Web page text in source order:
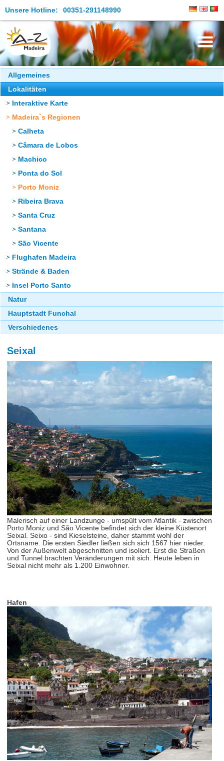
Unsere Hotline: 00351-291148990
Die Insel
Madeira Erleben
Aktuelles
Reiseangebote
Kontakt
Allgemeines
Lokalitäten
Interaktive Karte
Madeira`s Regionen
Calheta
Câmara de Lobos
Machico
Ponta do Sol
Porto Moniz
Ribeira Brava
Santa Cruz
Santana
São Vicente
Flughafen Madeira
Strände & Baden
Insel Porto Santo
Natur
Hauptstadt Funchal
Verschiedenes
Seixal
Malerisch auf einer Landzunge - umspült vom Atlantik - zwischen
Porto Moniz und São Vicente befindet sich der kleine Küstenort
Seixal. Seixo - sind Kieselsteine, daher stammt wohl der
Ortsname. Die ersten Siedler ließen sich sich 1567 hier nieder.
Von der Außenwelt abgeschnitten und isoliert. Erst die Straßen
und Tunnel brachten Veränderungen mit sich. Heute leben in
Seixal nicht mehr als 1.200 Einwohner.
Hafen